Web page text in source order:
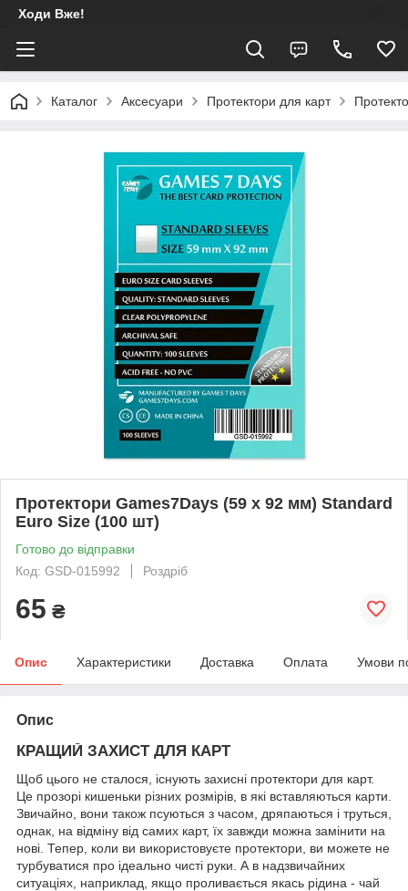
Ходи Вже!
Каталог Аксесуари Протектори для карт
Протектори Games7Days (59 x 92 мм) Standard
Euro Size (100 шт)
Готово до відправки
Код: GSD-015992
Роздріб
65 ₴
Опис Характеристики Доставка Оплата Умови
Опис
КРАЩИЙ ЗАХИСТ ДЛЯ КАРТ
Щоб цього не сталося, існують захисні протектори для карт.
Це прозорі кишеньки різних розмірів, в які вставляються карти.
Звичайно, вони також псуються з часом, дряпаються і труться,
однак, на відміну від самих карт, їх завжди можна замінити на
нові. Тепер, коли ви використовуєте протектори, ви можете не
турбуватися про ідеально чисті руки. А в надзвичайних
ситуаціях, наприклад, якщо проливається якась рідина - чай